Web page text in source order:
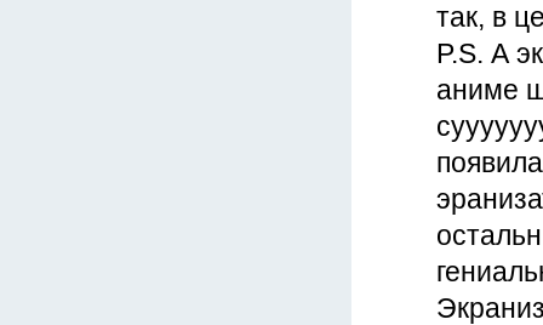
так, в
P.S. А
аниме